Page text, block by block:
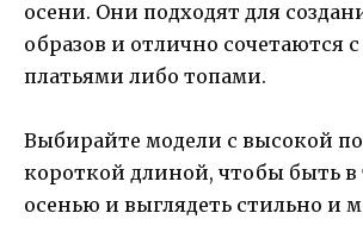
осени. Они подходят для
образов и отлично сочетаются
платьями либо топами.
Выбирайте модели с высокой
короткой длиной, чтобы быть в
осенью и выглядеть стильно и